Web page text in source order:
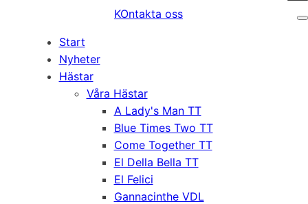
KOntakta oss
Start
Nyheter
Hästar
Våra Hästar
A Lady's Man TT
Blue Times Two TT
Come Together TT
El Della Bella TT
El Felici
Gannacinthe VDL